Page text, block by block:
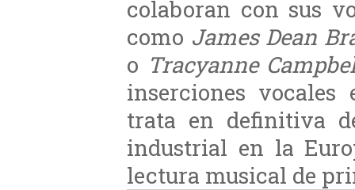
colaboran con sus
como James Dean
o Tracyanne
inserciones vocales
trata en definitiva
industrial en la
lectura musical de